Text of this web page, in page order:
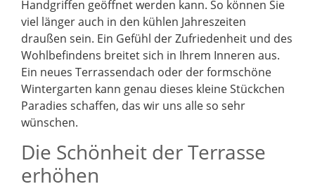
Handgriffen geöffnet werden kann. So können Sie
viel länger auch in den kühlen Jahreszeiten
draußen sein. Ein Gefühl der Zufriedenheit und des
Wohlbefindens breitet sich in Ihrem Inneren aus.
Ein neues Terrassendach oder der formschöne
Wintergarten kann genau dieses kleine Stückchen
Paradies schaffen, das wir uns alle so sehr
wünschen.
Die Schönheit der Terrasse
erhöhen